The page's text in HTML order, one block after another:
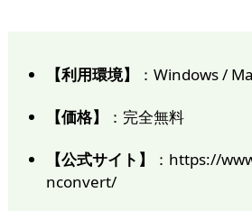
【利用環境】 ：Windows /
【価格】 ：完全無料
【公式サイト】
：https://
nconvert/